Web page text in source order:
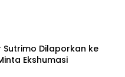
Sutrimo Dilaporkan ke
Ekshumasi